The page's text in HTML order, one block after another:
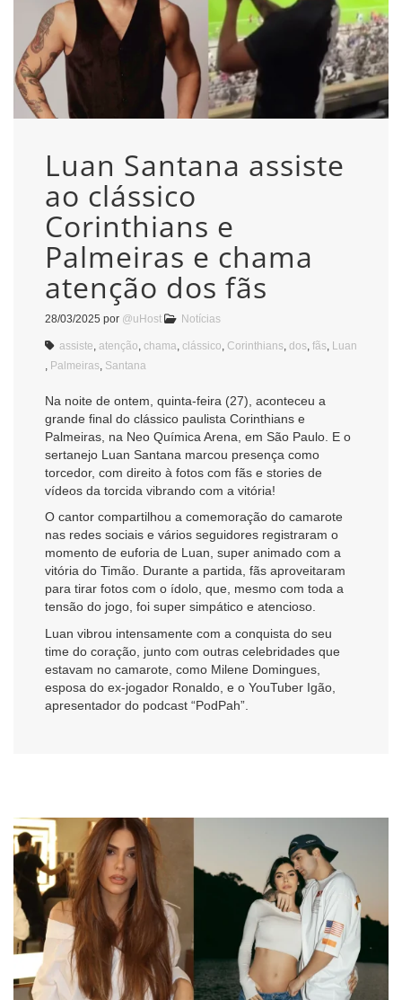
Luan Santana assiste
ao clássico
Corinthians e
Palmeiras e chama
atenção dos fãs
28/03/2025 por @uHost Notícias
assiste atenção chama clássico Corinthians dos fãs Luan
Palmeiras Santana
Na noite de ontem, quinta-feira (27), aconteceu a
grande final do clássico paulista Corinthians e
Palmeiras, na Neo Química Arena, em São Paulo. E o
sertanejo Luan Santana marcou presença como
torcedor, com direito à fotos com fãs e stories de
vídeos da torcida vibrando com a vitória!
O cantor compartilhou a comemoração do camarote
nas redes sociais e vários seguidores registraram o
momento de euforia de Luan, super animado com a
vitória do Timão. Durante a partida, fãs aproveitaram
para tirar fotos com o ídolo, que, mesmo com toda a
tensão do jogo, foi super simpático e atencioso.
Luan vibrou intensamente com a conquista do seu
time do coração, junto com outras celebridades que
estavam no camarote, como Milene Domingues,
esposa do ex-jogador Ronaldo, e o YouTuber Igão,
apresentador do podcast “PodPah”.